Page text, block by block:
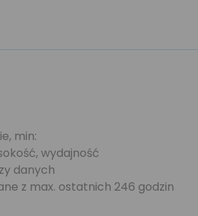
min:
wydajność
danych
z max. ostatnich 246 godzin